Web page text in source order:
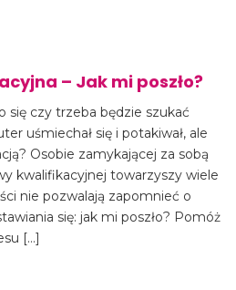
– Jak mi poszło?
się czy trzeba będzie szukać
uśmiechał się i potakiwał, ale
Osobie zamykającej za sobą
kwalifikacyjnej towarzyszy wiele
nie pozwalają zapomnieć o
się: jak mi poszło? Pomóż
[…]